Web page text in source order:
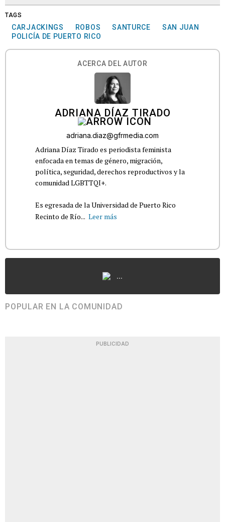
TAGS
CARJACKINGS ROBOS SANTURCE
SAN JUAN
POLICÍA DE PUERTO RICO
ACERCA DEL AUTOR
ADRIANA DÍAZ TIRADO
adriana.diaz@gfrmedia.com
Adriana Díaz Tirado es periodista feminista
enfocada en temas de género, migración,
política, seguridad, derechos reproductivos y la
comunidad LGBTTQI+.
Es egresada de la Universidad de Puerto Rico
Recinto de Río... Leer más
...
POPULAR EN LA COMUNIDAD
PUBLICIDAD